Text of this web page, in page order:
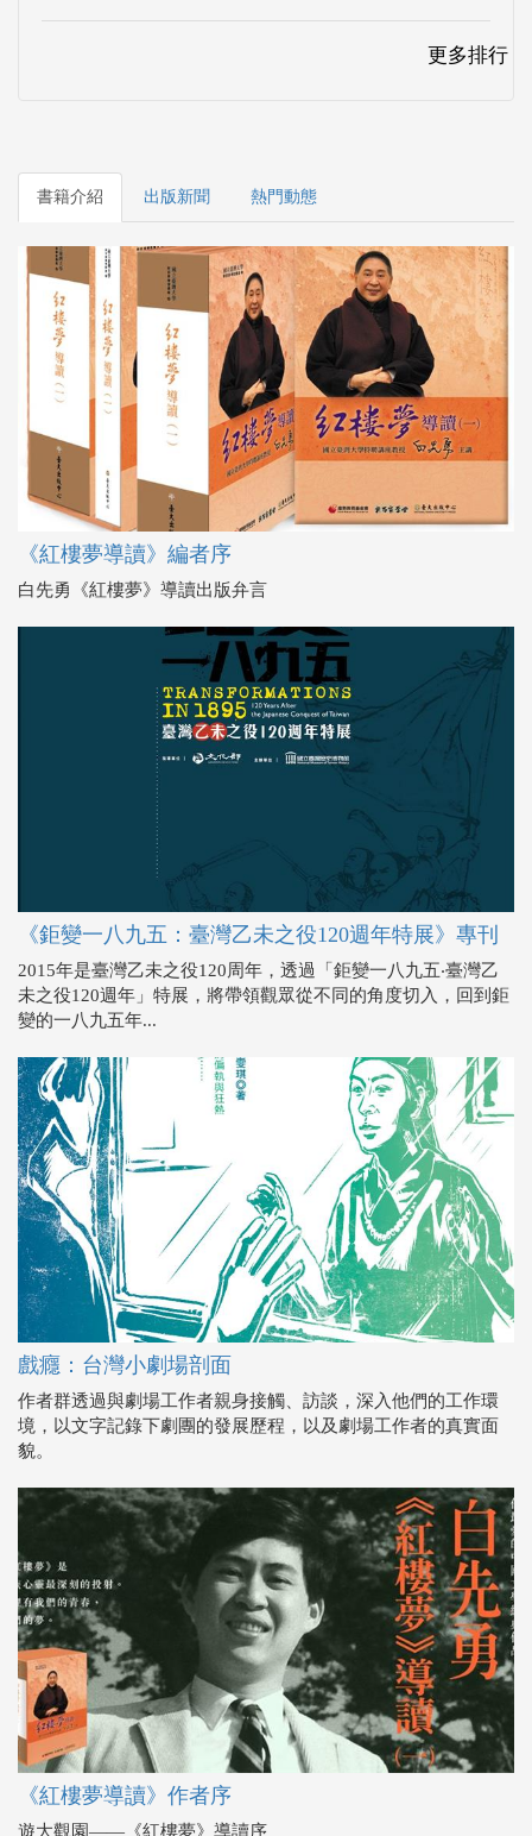
更多排行
書籍介紹 出版新聞 熱門動態
《紅樓夢導讀》編者序
白先勇《紅樓夢》導讀出版弁言
《鉅變一八九五：臺灣乙未之役120週年特展》專刊
2015年是臺灣乙未之役120周年，透過「鉅變一八九五‧臺灣乙
未之役120週年」特展，將帶領觀眾從不同的角度切入，回到鉅
變的一八九五年...
戲癮：台灣小劇場剖面
作者群透過與劇場工作者親身接觸、訪談，深入他們的工作環
境，以文字記錄下劇團的發展歷程，以及劇場工作者的真實面
貌。
《紅樓夢導讀》作者序
遊大觀園――《紅樓夢》導讀序